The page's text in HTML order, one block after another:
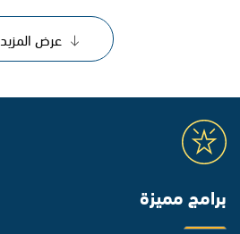
عرض المزيد
برامج مميزة